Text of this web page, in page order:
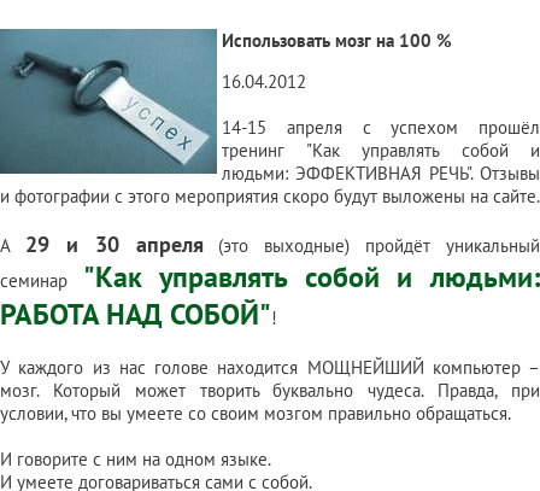
Использовать мозг на 100 %
16.04.2012
14-15 апреля с успехом прошёл
тренинг "Как управлять собой и
людьми: ЭФФЕКТИВНАЯ РЕЧЬ". Отзывы
и фотографии с этого мероприятия скоро будут выложены на сайте.
А 29 и 30 апреля(это выходные) пройдёт уникальный
семинар
"Как управлять собой и людьми:
РАБОТА НАД СОБОЙ"!
У каждого из нас голове находится МОЩНЕЙШИЙ компьютер –
мозг. Который может творить буквально чудеса. Правда, при
условии, что вы умеете со своим мозгом правильно обращаться.
И говорите с ним на одном языке.
И умеете договариваться сами с собой.